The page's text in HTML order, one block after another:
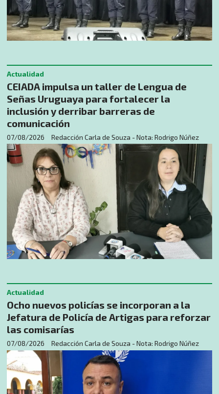
CEIADA impulsa un taller de Lengua de
Señas Uruguaya para fortalecer la
inclusión y derribar barreras de
comunicación
Redacción Carla de Souza - Nota: Rodrigo Núñez
Actualidad
07/08/2026
Ocho nuevos policías se incorporan a la
Jefatura de Policía de Artigas para reforzar
las comisarías
Redacción Carla de Souza - Nota: Rodrigo Núñez
Actualidad
07/08/2026